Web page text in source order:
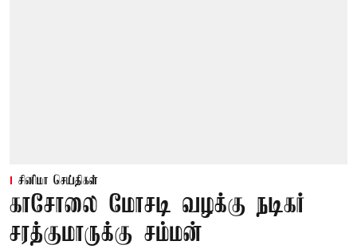
சினிமா செய்திகள்
காசோலை மோசடி வழக்கு நடிகர்
சரத்குமாருக்கு சம்மன்